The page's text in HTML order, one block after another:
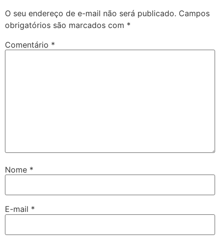
O seu endereço de e-mail não será publicado. Campos
obrigatórios são marcados com *
Comentário *
Nome *
E-mail *